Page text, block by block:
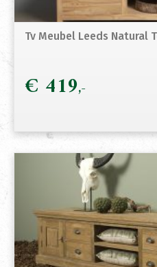
Tv Meubel Leeds Natural
€ 419